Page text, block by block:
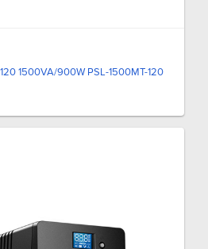
1500VA/900W PSL-1500MT-120